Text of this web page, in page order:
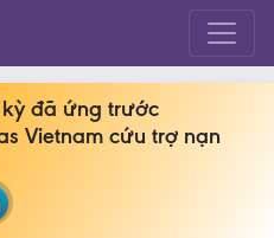
đã ứng trước
Vietnam cứu trợ nạn